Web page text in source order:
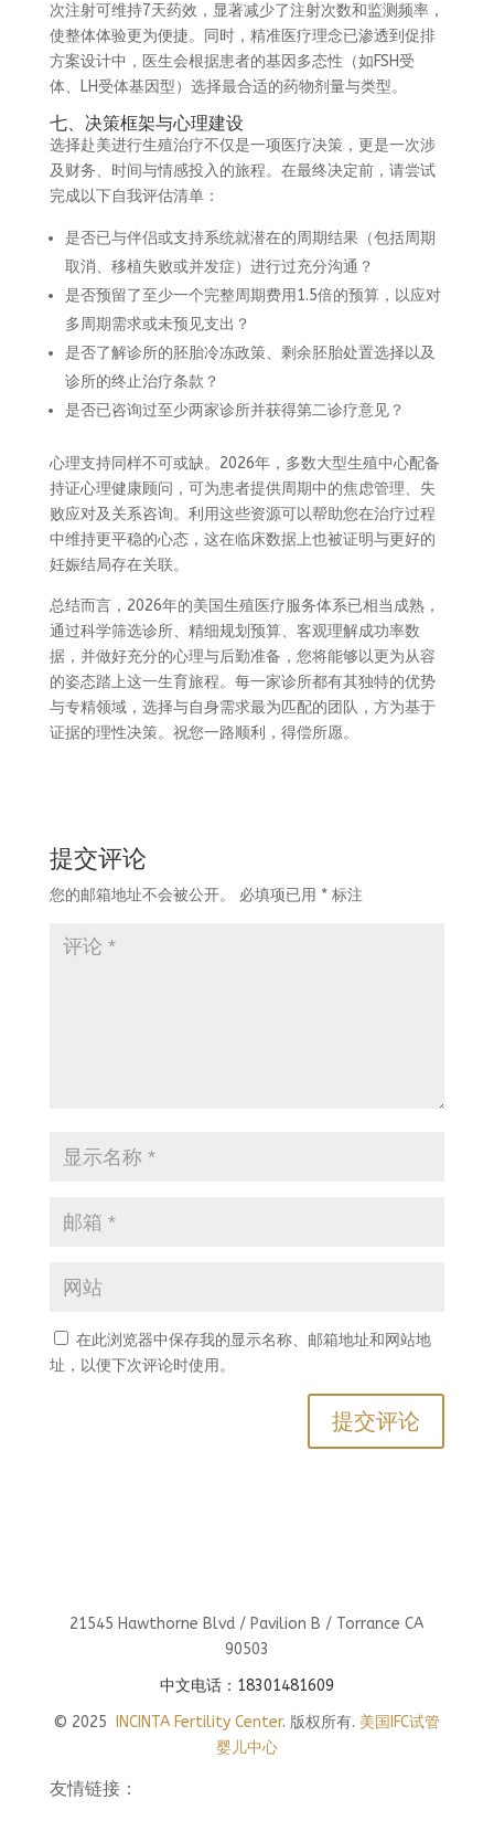
次注射可维持7天药效，显著减少了注射次数和监测频率，
使整体体验更为便捷。同时，精准医疗理念已渗透到促排
方案设计中，医生会根据患者的基因多态性（如FSH受
体、LH受体基因型）选择最合适的药物剂量与类型。
七、决策框架与心理建设
选择赴美进行生殖治疗不仅是一项医疗决策，更是一次涉
及财务、时间与情感投入的旅程。在最终决定前，请尝试
完成以下自我评估清单：
是否已与伴侣或支持系统就潜在的周期结果（包括周期
取消、移植失败或并发症）进行过充分沟通？
是否预留了至少一个完整周期费用1.5倍的预算，以应对
多周期需求或未预见支出？
是否了解诊所的胚胎冷冻政策、剩余胚胎处置选择以及
诊所的终止治疗条款？
是否已咨询过至少两家诊所并获得第二诊疗意见？
心理支持同样不可或缺。2026年，多数大型生殖中心配备
持证心理健康顾问，可为患者提供周期中的焦虑管理、失
败应对及关系咨询。利用这些资源可以帮助您在治疗过程
中维持更平稳的心态，这在临床数据上也被证明与更好的
妊娠结局存在关联。
总结而言，2026年的美国生殖医疗服务体系已相当成熟，
通过科学筛选诊所、精细规划预算、客观理解成功率数
据，并做好充分的心理与后勤准备，您将能够以更为从容
的姿态踏上这一生育旅程。每一家诊所都有其独特的优势
与专精领域，选择与自身需求最为匹配的团队，方为基于
证据的理性决策。祝您一路顺利，得偿所愿。
提交评论
您的邮箱地址不会被公开。 必填项已用 *标注
在此浏览器中保存我的显示名称、邮箱地址和网站地
址，以便下次评论时使用。
21545 Hawthorne Blvd / Pavilion B / Torrance CA
90503
中文电话：18301481609
© 2025
INCINTA Fertility Center. 版权所有. 美国IFC试管
婴儿中心
友情链接：